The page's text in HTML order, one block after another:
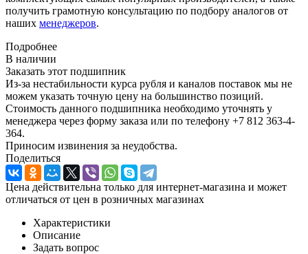
получить грамотную консультацию по подбору аналогов от
наших менеджеров.
Подробнее
В наличии
Заказать этот подшипник
Из-за нестабильности курса рубля и каналов поставок мы не
можем указать точную цену на большинство позиций.
Стоимость данного подшипника необходимо уточнять у
менеджера через форму заказа или по телефону +7 812 363-4-
364.
Приносим извинения за неудобства.
Поделиться
Цена действительна только для интернет-магазина и может
отличаться от цен в розничных магазинах
Характеристики
Описание
Задать вопрос